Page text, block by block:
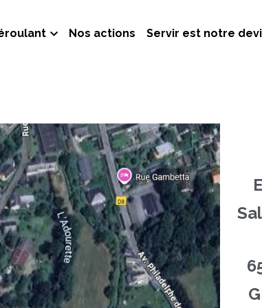
Nos actions Servir est notre